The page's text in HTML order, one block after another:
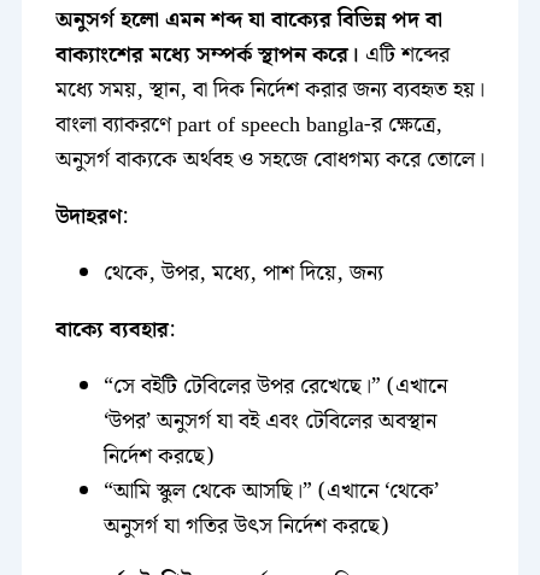
অনুসর্গ হলো এমন শব্দ যা বাক্যের বিভিন্ন পদ বা
বাক্যাংশের মধ্যে সম্পর্ক স্থাপন করে। এটি শব্দের
মধ্যে সময়, স্থান, বা দিক নির্দেশ করার জন্য ব্যবহৃত হয়।
বাংলা ব্যাকরণে part of speech bangla-র ক্ষেত্রে,
অনুসর্গ বাক্যকে অর্থবহ ও সহজে বোধগম্য করে তোলে।
উদাহরণ:
থেকে, উপর, মধ্যে, পাশ দিয়ে, জন্য
বাক্যে ব্যবহার:
“সে বইটি টেবিলের উপর রেখেছে।” (এখানে
‘উপর’ অনুসর্গ যা বই এবং টেবিলের অবস্থান
নির্দেশ করছে)
“আমি স্কুল থেকে আসছি।” (এখানে ‘থেকে’
অনুসর্গ যা গতির উৎস নির্দেশ করছে)